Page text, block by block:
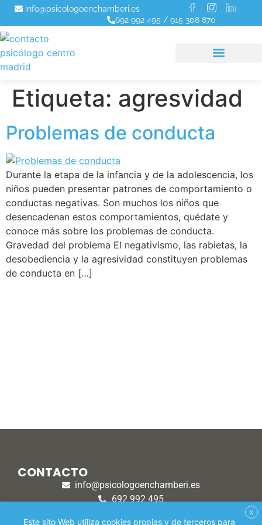
info@psicologoenchamberi.es
692 992 495 / 915 308 870
Etiqueta: agresvidad
Problemas de conducta
Durante la etapa de la infancia y de la adolescencia, los
niños pueden presentar patrones de comportamiento o
conductas negativas. Son muchos los niños que
desencadenan estos comportamientos, quédate y
conoce más sobre los problemas de conducta.
Gravedad del problema El negativismo, las rabietas, la
desobediencia y la agresividad constituyen problemas
de conducta en […]
CONTACTO
info@psicologoenchamberi.es
692 992 495
1ª SESIÓN
X
Este sito Web utiliza cookies propias y de terceros para